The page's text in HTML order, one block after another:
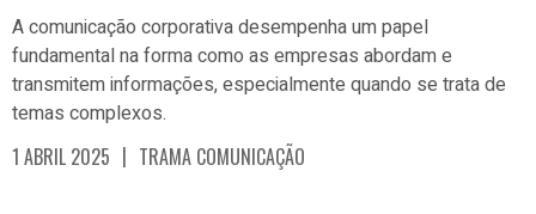
A comunicação corporativa desempenha um papel
fundamental na forma como as empresas abordam e
transmitem informações, especialmente quando se trata de
temas complexos.
1 ABRIL 2025 | TRAMA COMUNICAÇÃO